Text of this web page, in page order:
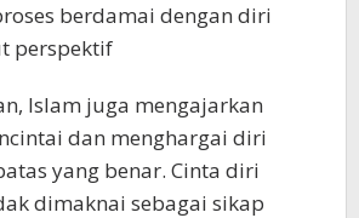
berdamai dengan diri
perspektif
Islam juga mengajarkan
dan menghargai diri
yang benar. Cinta diri
dimaknai sebagai sikap